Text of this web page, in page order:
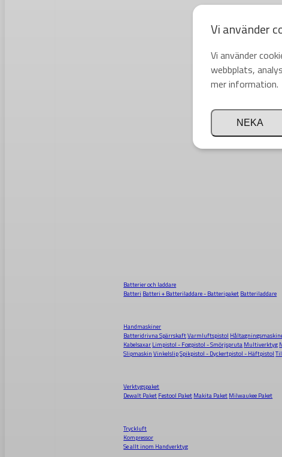
Batterier och laddare
Batteri Batteri + Batteriladdare - Batteripaket Batteriladdare
Handmaskiner
Batteridrivna SpärrskaftVarmluftspistol
Kabelsaxar Limpistol - Fogpistol - Smörjspruta Multiverktyg
Slipmaskin VinkelslipSpikpistol - Dyckertpistol - Häftpistol
Verktygspaket
Dewalt Paket Festool Paket Makita Paket Milwaukee Paket
Tryckluft
Kompressor
Se allt inom Handverktyg
Vi använder
Vi använder
webbplats,
mer information.
NEKA